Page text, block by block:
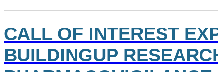
CALL OF INTEREST
BUILDINGUP